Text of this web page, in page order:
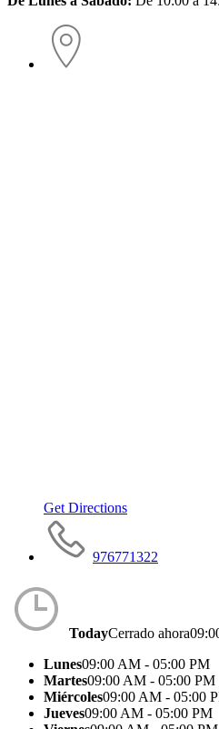
Get Directions
976771322
TodayCerrado ahora
Lunes09:00 AM - 05:00 PM
Martes09:00 AM - 05:00 PM
Miércoles09:00 AM - 05:00
Jueves09:00 AM - 05:00 PM